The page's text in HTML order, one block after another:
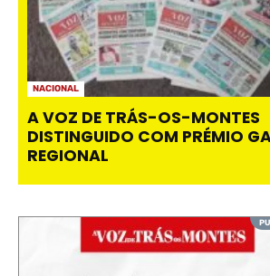
NACIONAL
A VOZ DE TRÁS-OS-MONTES
DISTINGUIDO COM PRÉMIO
REGIONAL